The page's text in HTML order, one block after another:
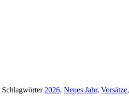
Schlagwörter 2026, Neues Jahr, Vorsätze,